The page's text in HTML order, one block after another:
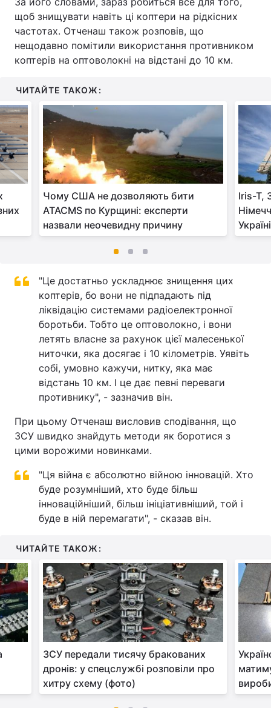
щоб знищувати навіть ці коптери на рідкісних
частотах. Отченаш також розповів, що
нещодавно помітили використання противником
коптерів на оптоволокні на відстані до 10 км.
ЧИТАЙТЕ ТАКОЖ:
Чому США не дозволяють бити
ATACMS по Курщині: експерти
назвали неочевидну причину
Iris-T,
"Це достатньо ускладнює знищення цих
коптерів, бо вони не підпадають під
ліквідацію системами радіоелектронної
боротьби. Тобто це оптоволокно, і вони
летять власне за рахунок цієї малесенької
ниточки, яка досягає і 10 кілометрів. Уявіть
собі, умовно кажучи, нитку, яка має
відстань 10 км. І це дає певні переваги
противнику", - зазначив він.
При цьому Отченаш висловив сподівання, що
ЗСУ швидко знайдуть методи як боротися з
цими ворожими новинками.
"Ця війна є абсолютно війною інновацій. Хто
буде розумніший, хто буде більш
інноваційніший, більш ініціативніший, той і
буде в ній перемагати", - сказав він.
ЧИТАЙТЕ ТАКОЖ:
ЗСУ передали тисячу бракованих
дронів: у спецслужбі розповіли про
хитру схему (фото)